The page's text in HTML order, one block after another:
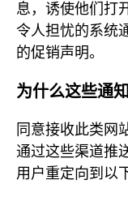
息，诱使他们打
令人担忧的系统
的促销声明。
为什么这些通
同意接收此类网
通过这些渠道推
用户重定向到以